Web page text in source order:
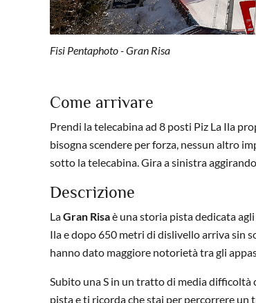
Fisi Pentaphoto - Gran Risa
Come arrivare
Prendi la telecabina ad 8 posti Piz La Ila
bisogna scendere per forza, nessun altro
sotto la telecabina. Gira a sinistra
Descrizione
LaGran Risaè una storia pista dedicata
Ila e dopo 650 metri di dislivello arriva sin
hanno dato maggiore notorietà tra gli
Subito una S in un tratto di media difficoltà
pista e ti ricorda che stai per percorrere